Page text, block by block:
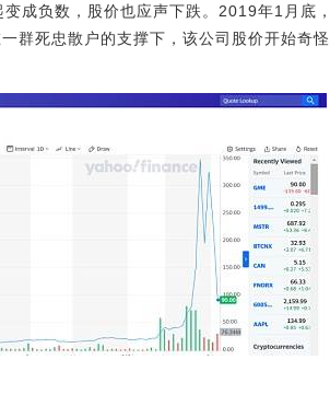
成负数，股价也应声下跌。2019年1月底
群死忠散户的支撑下，该公司股价开始奇